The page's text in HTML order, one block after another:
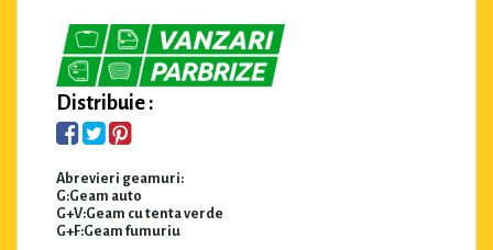
Distribuie :
Abrevieri geamuri:
G:Geam auto
G+V:Geam cu tenta verde
G+F:Geam fumuriu